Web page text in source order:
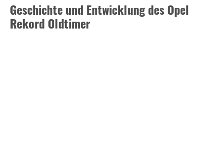
Geschichte und Entwicklung des Opel
Rekord Oldtimer